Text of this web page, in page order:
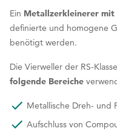
Ein Metallzerkleinerer mit
definierte und homogene
benötigt werden.
Die Vierweller der RS-
folgende Bereiche
Metallische Dreh- und
Aufschluss von